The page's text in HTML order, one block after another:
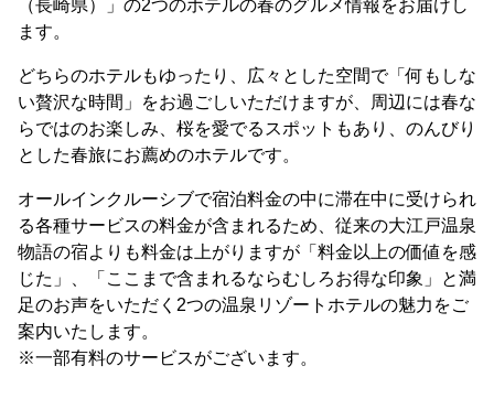
（長崎県）」の2つのホテルの春のグルメ情報をお届けし
ます。
どちらのホテルもゆったり、広々とした空間で「何もしな
い贅沢な時間」をお過ごしいただけますが、周辺には春な
らではのお楽しみ、桜を愛でるスポットもあり、のんびり
とした春旅にお薦めのホテルです。
オールインクルーシブで宿泊料金の中に滞在中に受けられ
る各種サービスの料金が含まれるため、従来の大江戸温泉
物語の宿よりも料金は上がりますが「料金以上の価値を感
じた」、「ここまで含まれるならむしろお得な印象」と満
足のお声をいただく2つの温泉リゾートホテルの魅力をご
案内いたします。
※一部有料のサービスがございます。